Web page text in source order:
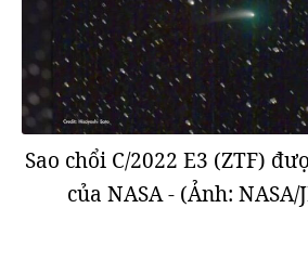
Sao chổi C/2022 E3 (ZTF)
của NASA - (Ảnh: NASA/